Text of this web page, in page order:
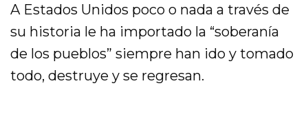
A Estados Unidos poco o nada a través de
su historia le ha importado la “soberanía
de los pueblos” siempre han ido y tomado
todo, destruye y se regresan.